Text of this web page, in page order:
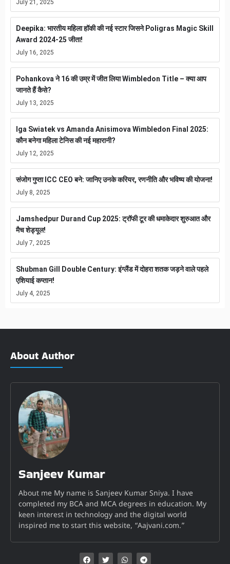
July 21, 2025
Deepika: भारतीय महिला हॉकी की नई स्टार जिसने Poligras Magic Skill
Award 2024-25 जीता!
July 16, 2025
Pohankova ने 16 की उम्र में जीत लिया Wimbledon Title – क्या आप
जानते हैं कैसे?
July 13, 2025
Iga Swiatek vs Amanda Anisimova Wimbledon Final 2025:
कौन बनेगा महिला टेनिस की नई महारानी?
July 12, 2025
संजोग गुप्ता ICC CEO बने: जानिए उनके करियर, रणनीति और भविष्य की योजना!
July 8, 2025
Jamshedpur Durand Cup 2025: ट्रॉफी टूर की धमाकेदार शुरुआत और
मैच शेड्यूल!
July 7, 2025
Shubman Gill Double Century: इंग्लैंड में दोहरा शतक जड़ने वाले पहले
एशियाई कप्तान!
July 4, 2025
About Author
Sanjeev Kumar
About me My name is Sanjeev Kumar Sniya. I have
completed my BCA and MCA degrees in education. My
keen interest in technology and the digital world
inspired me to start this website, “Aajvani.com.”